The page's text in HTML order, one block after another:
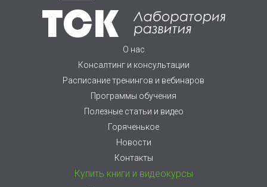
О нас
Консалтинг и консультации
Расписание тренингов и вебинаров
Программы обучения
Полезные статьи и видео
Горяченькое
Новости
Контакты
Купить книги и видеокурсы